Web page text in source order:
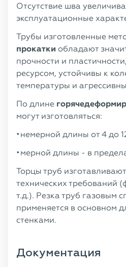
Отсутствие шва
эксплуатационные
Трубы изготовленные
прокатки обладают
прочности и
ресурсом, устойчивы к
температуры и
По длине
могут изготовляться:
немерной длины от 4 до
мерной длины - в
Торцы труб
технических требований
т.д.). Резка труб газовым
применяется в основном
стенками.
Документация